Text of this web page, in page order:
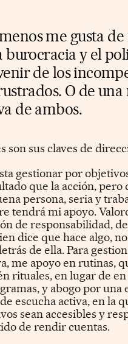
me gusta
burocracia y el
de los
O de una
de ambos.
son sus claves de
gestionar por
que la acción, pero
persona, seria y
tendrá mi apoyo.
de responsabilidad,
dice que hace algo,
de ella. Para
me apoyo en rutinas,
rituales, en lugar de en
y abogo por una
escucha activa, en la
sean accesibles y
de rendir cuentas.